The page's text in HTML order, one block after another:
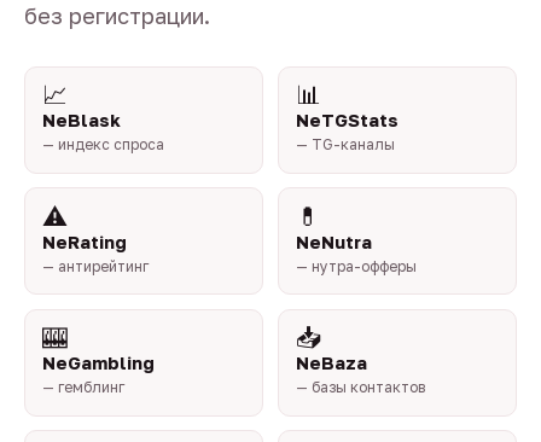
без регистрации.
📈
NeBlask
— индекс спроса
📊
NeTGStats
— TG-каналы
⚠️
NeRating
— антирейтинг
💊
NeNutra
— нутра-офферы
🎰
NeGambling
— гемблинг
📥
NeBaza
— базы контактов